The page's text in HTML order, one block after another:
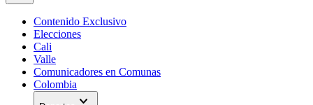
Contenido Exclusivo
Elecciones
Cali
Valle
Comunicadores en Comunas
Colombia